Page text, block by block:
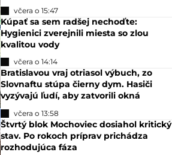
včera o 15:47
Kúpať sa sem radšej nechoďte:
Hygienici zverejnili miesta so zlou
kvalitou vody
včera o 14:14
Bratislavou vraj otriasol výbuch, zo
Slovnaftu stúpa čierny dym. Hasiči
vyzývajú ľudí, aby zatvorili okná
včera o 13:58
Štvrtý blok Mochoviec dosiahol kritický
stav. Po rokoch príprav prichádza
rozhodujúca fáza